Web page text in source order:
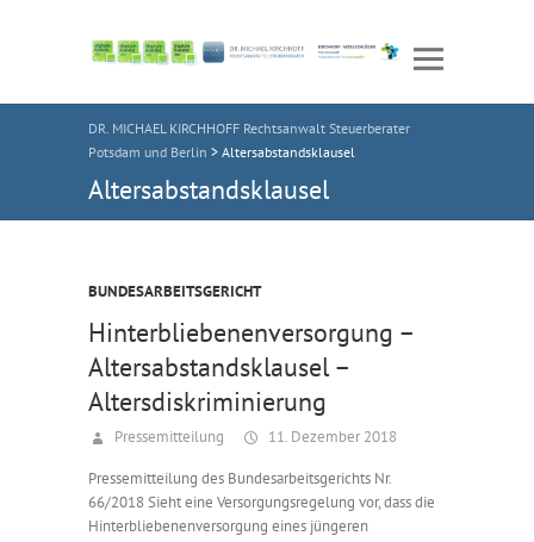
DR. MICHAEL KIRCHHOFF Rechtsanwalt Steuerberater
Potsdam und Berlin > Altersabstandsklausel
Altersabstandsklausel
BUNDESARBEITSGERICHT
Hinterbliebenenversorgung –
Altersabstandsklausel –
Altersdiskriminierung
Pressemitteilung 11. Dezember 2018
Pressemitteilung des Bundesarbeitsgerichts Nr.
66/2018 Sieht eine Versorgungsregelung vor, dass die
Hinterbliebenenversorgung eines jüngeren